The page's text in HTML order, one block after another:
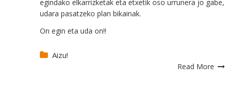
egindako elkarrizketak eta etxetik oso urrunera jo gabe,
udara pasatzeko plan bikainak.
On egin eta uda on!!
Aizu!
Read More